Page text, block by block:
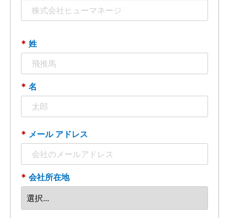
姓
*
名
*
メール アドレス
*
会社所在地
*